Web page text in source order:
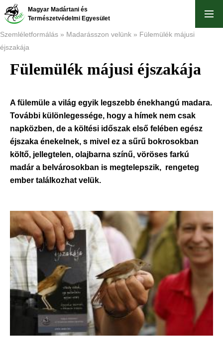
Ugrás
tartalomra
Magyar Madártani és
Természetvédelmi Egyesület
Morzsa
Szemléletformálás Madarásszon velünk
Fülemülék májusi
éjszakája
Fülemülék májusi éjszakája
A fülemüle a világ egyik legszebb énekhangú madara.
További különlegessége, hogy a hímek nem csak
napközben, de a költési időszak első felében egész
éjszaka énekelnek, s mivel ez a sűrű bokrosokban
költő, jellegtelen, olajbarna színű, vöröses farkú
madár a belvárosokban is megtelepszik, rengeteg
ember találkozhat velük.